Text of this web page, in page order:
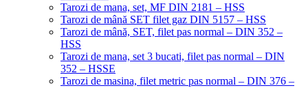
Tarozi de mana, set, MF DIN 2181 – HSS
Tarozi de mână SET filet gaz DIN 5157 – HSS
Tarozi de mână, SET, filet pas normal – DIN 352 –
HSS
Tarozi de mana, set 3 bucati, filet pas normal – DIN
352 – HSSE
Tarozi de masina, filet metric pas normal – DIN 376 –